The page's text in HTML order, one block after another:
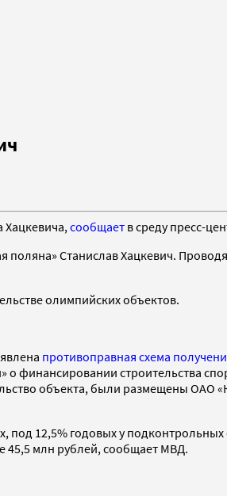
сообщает в среду пресс-
Станислав Хацкевич.
олимпийских объектов.
противоправная схема
строительства
объекта, были размещены ОАО
под 12,5% годовых у
45,5 млн рублей, сообщает МВД.